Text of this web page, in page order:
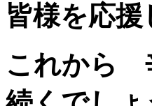
皆様を応援
これから